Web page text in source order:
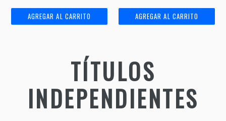
TÍTULOS
INDEPENDIENTES